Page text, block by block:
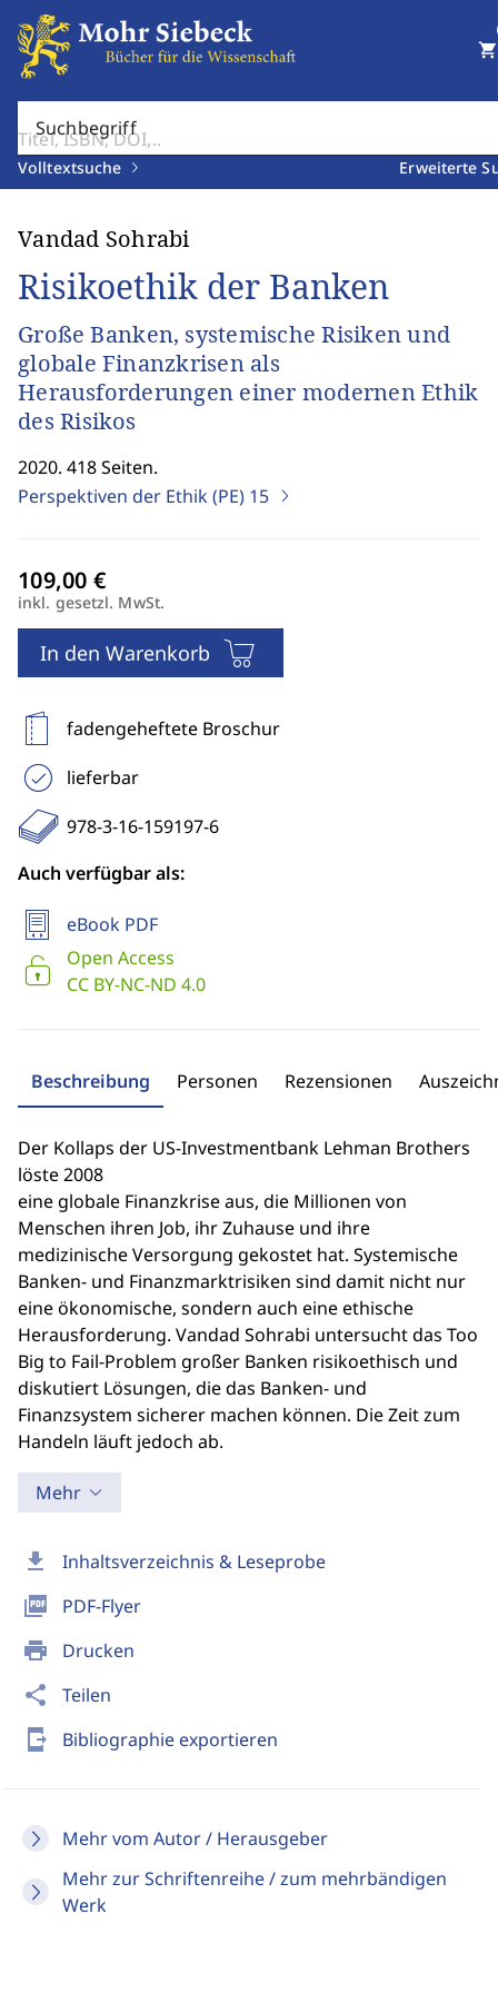
Suchbegriff
Volltextsuche Erweiterte
shopping_cart
download Inhaltsverzeichnis & Leseprobe
picture_as_pdf PDF-Flyer
print Drucken
share Teilen
send_to_mobile Bibliographie exportieren
Mehr vom Autor / Herausgeber
Mehr zur Schriftenreihe / zum mehrbändigen
Werk
Vandad Sohrabi
Risikoethik der Banken
Große Banken, systemische Risiken und
globale Finanzkrisen als
Herausforderungen einer modernen Ethik
des Risikos
2020. 418 Seiten.
Perspektiven der Ethik (PE) 15
inkl. gesetzl. MwSt.
In den Warenkorb
fadengeheftete Broschur
lieferbar
978-3-16-159197-6
Auch verfügbar als:
eBook PDF
Open Access
CC BY-NC-ND 4.0
Beschreibung Personen Rezensionen
Der Kollaps der US-Investmentbank Lehman Brothers
löste 2008
eine globale Finanzkrise aus, die Millionen von
Menschen ihren Job, ihr Zuhause und ihre
medizinische Versorgung gekostet hat. Systemische
Banken- und Finanzmarktrisiken sind damit nicht nur
eine ökonomische, sondern auch eine ethische
Herausforderung. Vandad Sohrabi untersucht das Too
Big to Fail-Problem großer Banken risikoethisch und
diskutiert Lösungen, die das Banken- und
Finanzsystem sicherer machen können. Die Zeit zum
Handeln läuft jedoch ab.
Mehr